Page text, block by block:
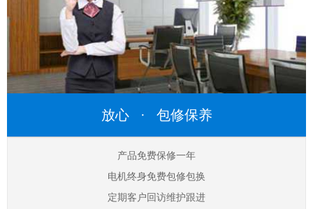
放心 · 包修保养
产品免费保修一年
电机终身免费包修包换
定期客户回访维护跟进